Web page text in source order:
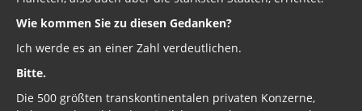
Wie kommen Sie zu diesen Gedanken?
Ich werde es an einer Zahl verdeutlichen.
Bitte.
Die 500 größten transkontinentalen privaten Konzerne,